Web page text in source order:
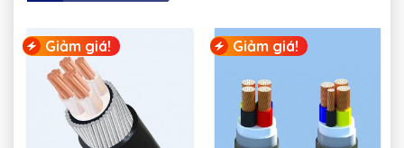
Giảm giá! Giảm giá!